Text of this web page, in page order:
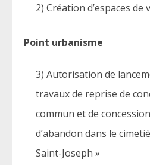
2) Création d’espaces
Point urbanisme
3) Autorisation de
travaux de reprise de
commun et de
d’abandon dans le
Saint-Joseph »